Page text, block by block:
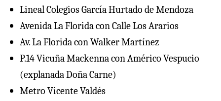
Lineal Colegios García Hurtado de Mendoza
Avenida La Florida con Calle Los Ararios
Av. La Florida con Walker Martínez
P.14 Vicuña Mackenna con Américo Vespucio
(explanada Doña Carne)
Metro Vicente Valdés